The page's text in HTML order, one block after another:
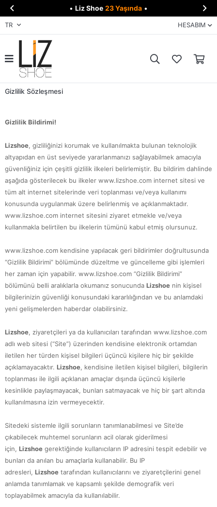
 • Liz Shoe 23 Yaşında • 
TR HESABIM
Gizlilik Sözleşmesi
Gizlilik Bildirimi!
Lizshoe, gizliliğinizi korumak ve kullanılmakta bulunan teknolojik
altyapıdan en üst seviyede yararlanmanızı sağlayabilmek amacıyla
güvenliğiniz için çeşitli gizlilik ilkeleri belirlemiştir. Bu bildirim dahlinde
aşağıda gösterilecek bu ilkeler www.lizshoe.com internet sitesi ve
tüm alt internet sitelerinde veri toplanması ve/veya kullanımı
konusunda uygulanmak üzere belirlenmiş ve açıklanmaktadır.
www.lizshoe.com internet sitesini ziyaret etmekle ve/veya
kullanmakla belirtilen bu ilkelerin tümünü kabul etmiş olursunuz.
www.lizshoe.com kendisine yapılacak geri bildirimler doğrultusunda
“Gizlilik Bildirimi” bölümünde düzeltme ve güncelleme gibi işlemleri
her zaman için yapabilir. www.lizshoe.com “Gizlilik Bildirimi”
bölümünü belli aralıklarla okumanız sonucunda Lizshoe nin kişisel
bilgilerinizin güvenliği konusundaki kararlılığından ve bu anlamdaki
yeni gelişmelerden haberdar olabilirsiniz.
Lizshoe, ziyaretçileri ya da kullanıcıları tarafından www.lizshoe.com
adlı web sitesi (“Site”) üzerinden kendisine elektronik ortamdan
iletilen her türden kişisel bilgileri üçüncü kişilere hiç bir şekilde
açıklamayacaktır. Lizshoe, kendisine iletilen kişisel bilgileri, bilgilerin
toplanması ile ilgili açıklanan amaçlar dışında üçüncü kişilerle
kesinlikle paylaşmayacak, bunları satmayacak ve hiç bir şart altında
kullanılmasına izin vermeyecektir.
Sitedeki sistemle ilgili sorunların tanımlanabilmesi ve Site’de
çıkabilecek muhtemel sorunların acil olarak giderilmesi
için, Lizshoe gerektiğinde kullanıcıların IP adresini tespit edebilir ve
bunları da anılan bu amaçlarla kullanabilir. Bu IP
adresleri, Lizshoe tarafından kullanıcılarını ve ziyaretçilerini genel
anlamda tanımlamak ve kapsamlı şekilde demografik veri
toplayabilmek amacıyla da kullanılabilir.